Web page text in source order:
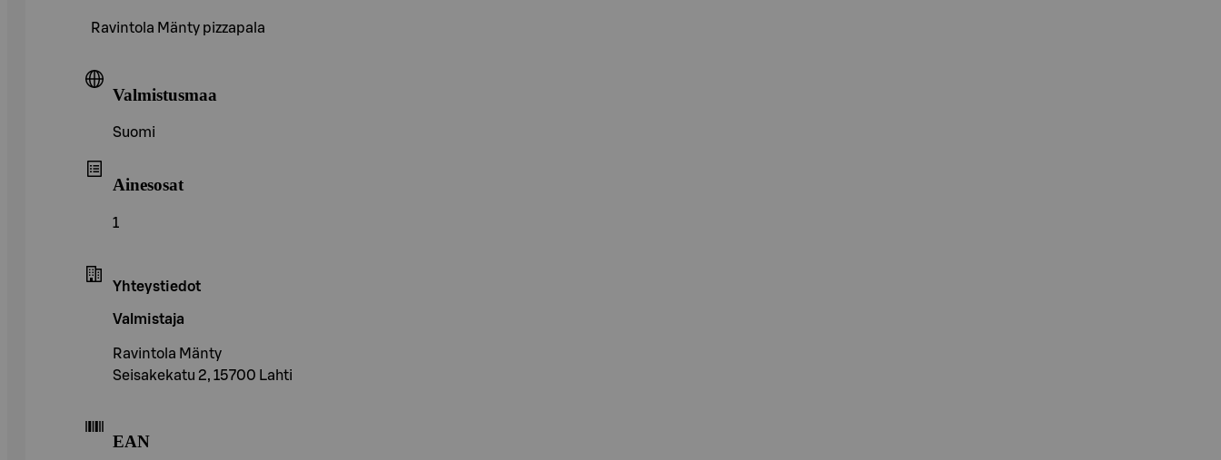
Ravintola Mänty pizzapala
Valmistusmaa
Suomi
Ainesosat
1
Yhteystiedot
Valmistaja
Ravintola Mänty
Seisakekatu 2, 15700 Lahti
EAN